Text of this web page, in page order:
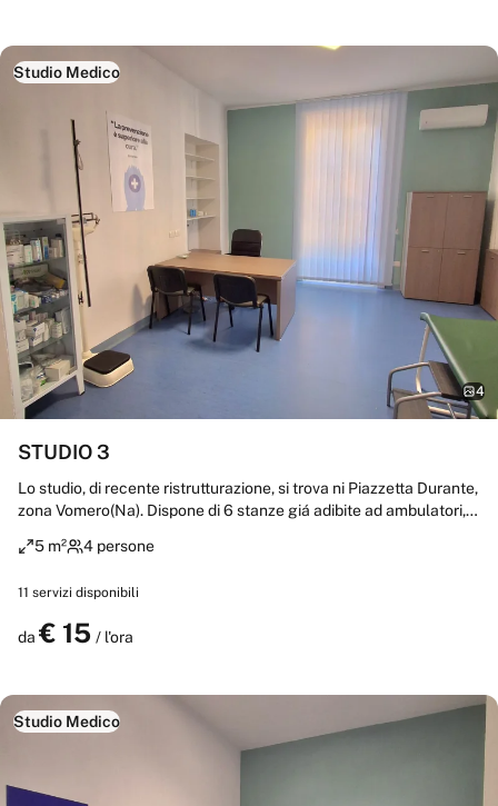
Studio Medico
4
STUDIO 3
Lo studio, di recente ristrutturazione, si trova ni Piazzetta Durante,
zona Vomero(Na). Dispone di 6 stanze giá adibite ad ambulatori,
pochi passi dalla Metropolitana-Linea 1 -Vanvitelli Include: Carta
pulizia Servizio di segreteria Collaborazioni ed iniziative
5 m² 4 persone
11 servizi disponibili
da € 15 / l'ora
Studio Medico